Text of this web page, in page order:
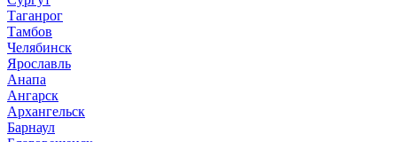
Таганрог
Тамбов
Челябинск
Ярославль
Анапа
Ангарск
Архангельск
Барнаул